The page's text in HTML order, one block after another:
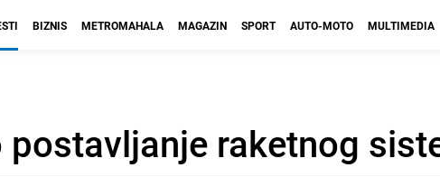
BIZNIS METROMAHALA MAGAZIN SPORT AUTO-MOTO MULTIMEDIA
postavljanje raketnog